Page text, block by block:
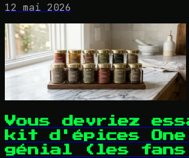
12 mai 2026
Vous devriez
kit d'épices One
génial (les fans